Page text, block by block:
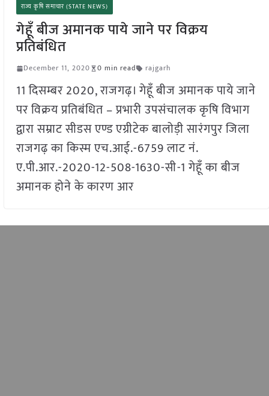
राज्य कृषि समाचार (STATE NEWS)
गेहूँ बीज अमानक पाये जाने पर विक्रय
प्रतिबंधित
December 11, 2020 0 min read rajgarh
11 दिसम्बर 2020, राजगढ़। गेहूँ बीज अमानक पाये जाने
पर विक्रय प्रतिबंधित – प्रभारी उपसंचालक कृषि विभाग
द्वारा सम्राट सीडस एण्ड एग्रीटेक बालोड़ी सारंगपुर जिला
राजगढ़ का किस्म एच.आई.-6759 लाट नं.
ए.पी.आर.-2020-12-508-1630-सी-1 गेहूँ का बीज
अमानक होने के कारण आर